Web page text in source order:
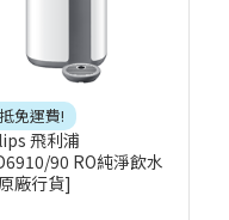
免運費!
飛利浦
90 RO純淨飲水
廠行貨]